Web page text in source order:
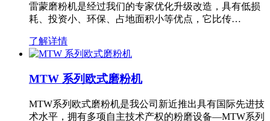
雷蒙磨粉机是经过我们的专家优化升级改造，具有低损
耗、投资小、环保、占地面积小等优点，它比传…
了解详情
MTW 系列欧式磨粉机
MTW系列欧式磨粉机是我公司新近推出具有国际先进技
术水平，拥有多项自主技术产权的粉磨设备—MTW系列